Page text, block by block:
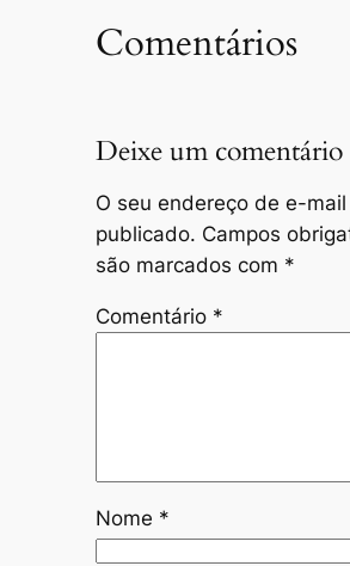
Comentários
Deixe um comentário
O seu endereço de e-
publicado. Campos
são marcados com *
Comentário *
Nome *